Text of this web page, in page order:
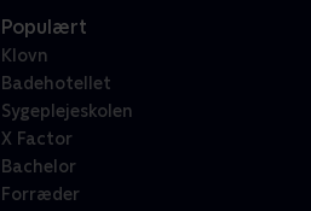
Populært
Klovn
Badehotellet
Sygeplejeskolen
X Factor
Bachelor
Forræder